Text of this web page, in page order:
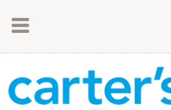
Как оплатить
Доставка товара